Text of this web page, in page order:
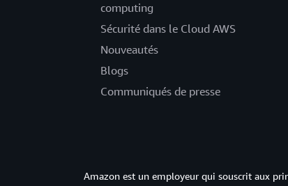
computing
Sécurité dans le Cloud AWS
Nouveautés
Blogs
Communiqués de presse
Amazon est un employeur qui souscrit aux